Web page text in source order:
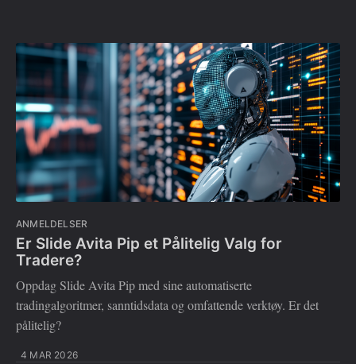
ANMELDELSER
Er Slide Avita Pip et Pålitelig Valg for
Tradere?
Oppdag Slide Avita Pip med sine automatiserte
tradingalgoritmer, sanntidsdata og omfattende verktøy. Er det
pålitelig?
4 MAR 2026